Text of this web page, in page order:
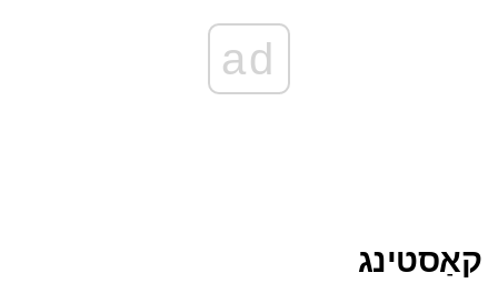
ad
קאַסטינג